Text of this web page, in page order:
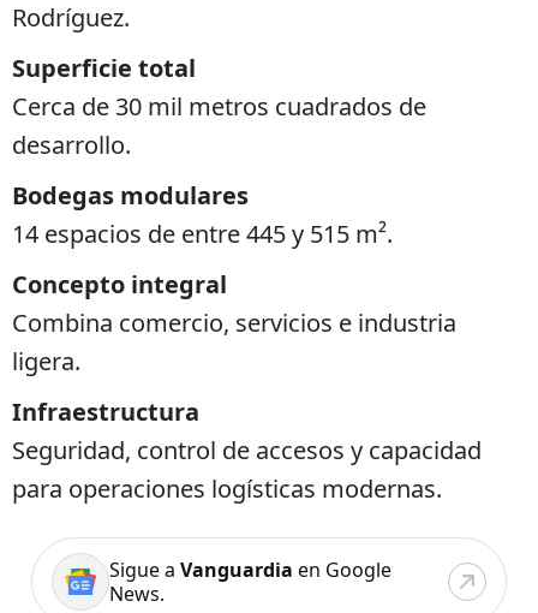
Rodríguez.
Superficie total
Cerca de 30 mil metros cuadrados de
desarrollo.
Bodegas modulares
14 espacios de entre 445 y 515 m².
Concepto integral
Combina comercio, servicios e industria
ligera.
Infraestructura
Seguridad, control de accesos y capacidad
para operaciones logísticas modernas.
Sigue a Vanguardia en Google
News.